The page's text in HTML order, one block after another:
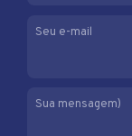
Seu e-mail
Sua mensagem)